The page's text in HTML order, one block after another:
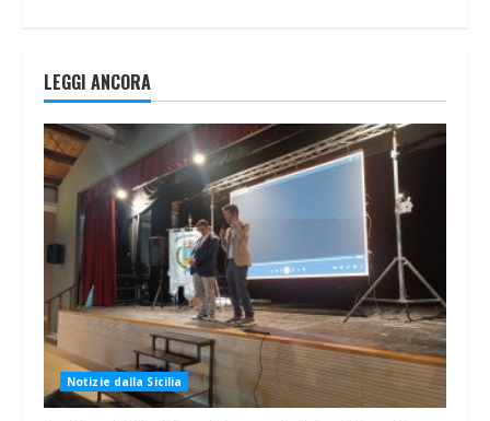
LEGGI ANCORA
Notizie dalla Sicilia